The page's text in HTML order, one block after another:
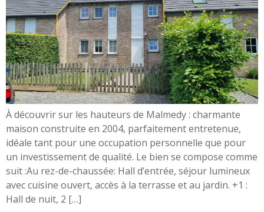
À découvrir sur les hauteurs de Malmedy : charmante
maison construite en 2004, parfaitement entretenue,
idéale tant pour une occupation personnelle que pour
un investissement de qualité. Le bien se compose comme
suit :Au rez-de-chaussée: Hall d’entrée, séjour lumineux
avec cuisine ouvert, accès à la terrasse et au jardin. +1 :
Hall de nuit, 2 […]